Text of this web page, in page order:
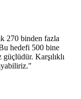
270 binden fazla
hedefi 500 bine
Karşılıklı